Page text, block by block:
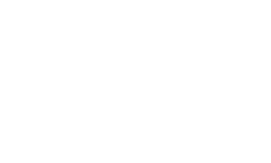
تعرف على
نيوز ماكس ون -
المخابرات